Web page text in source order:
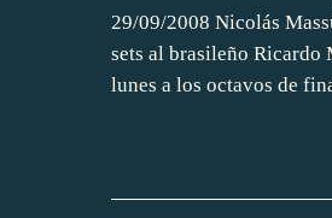
29/09/2008 Nicolás
sets al brasileño Ricardo
lunes a los octavos de